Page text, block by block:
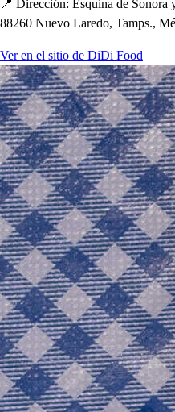
📍 Dirección: Esquina de Sonora
88260 Nuevo Laredo, Tamps.,
Ver en el sitio de DiDi Food